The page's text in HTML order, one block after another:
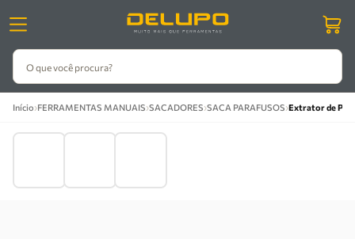
O que você procura?
Início›FERRAMENTAS MANUAIS›SACADORES›SACA PARAFUSOS›Extrator de